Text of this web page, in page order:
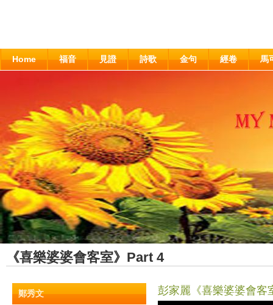
Home 福音 見證 詩歌 金句 經卷 馬
《喜樂婆婆會客室》Part 4
鄭秀文 彭家麗《喜樂婆婆會客